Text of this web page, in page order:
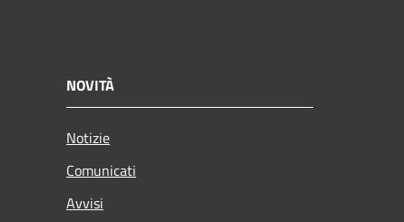
NOVITÀ
Notizie
Comunicati
Avvisi